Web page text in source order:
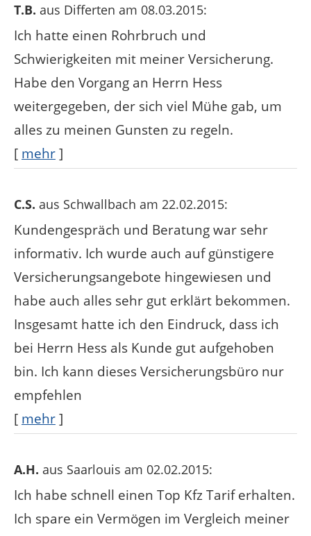
T.B. aus Differten am 08.03.2015:
Ich hatte einen Rohrbruch und
Schwierigkeiten mit meiner Versicherung.
Habe den Vorgang an Herrn Hess
weitergegeben, der sich viel Mühe gab, um
alles zu meinen Gunsten zu regeln.
[ mehr]
C.S. aus Schwallbach am 22.02.2015:
Kundengespräch und Beratung war sehr
informativ. Ich wurde auch auf günstigere
Versicherungsangebote hingewiesen und
habe auch alles sehr gut erklärt bekommen.
Insgesamt hatte ich den Eindruck, dass ich
bei Herrn Hess als Kunde gut aufgehoben
bin. Ich kann dieses Versicherungsbüro nur
empfehlen
[ mehr]
A.H. aus Saarlouis am 02.02.2015:
Ich habe schnell einen Top Kfz Tarif erhalten.
Ich spare ein Vermögen im Vergleich meiner